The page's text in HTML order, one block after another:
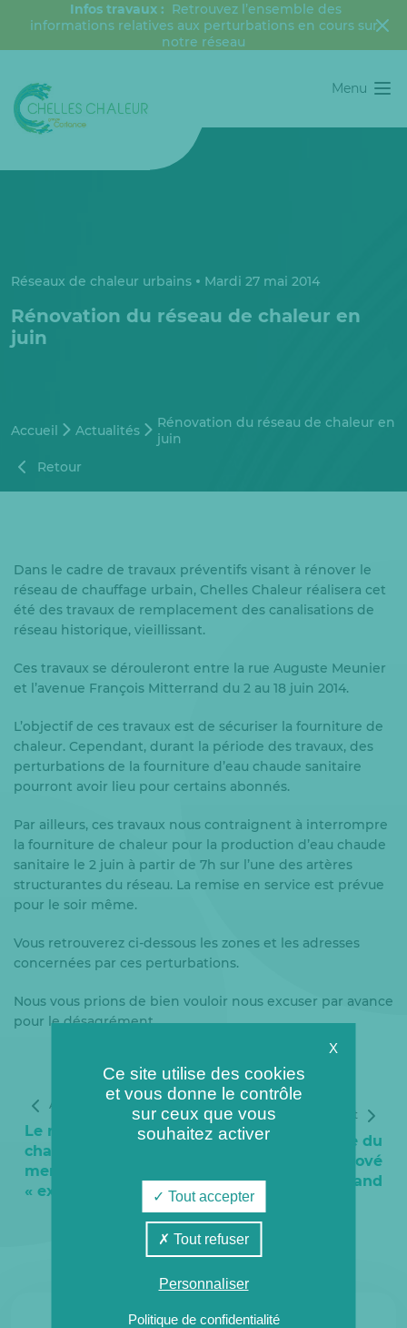
Infos travaux : Retrouvez l’ensemble des
informations relatives aux perturbations en cours sur
notre réseau
Menu
Réseaux de chaleur urbains Mardi 27 mai 2014
Rénovation du réseau de chaleur en
juin
Accueil Actualités
Rénovation du réseau de chaleur en
juin
Retour
Dans le cadre de travaux préventifs visant à rénover le
réseau de chauffage urbain, Chelles Chaleur réalisera cet
été des travaux de remplacement des canalisations de
réseau historique, vieillissant.
Ces travaux se dérouleront entre la rue Auguste Meunier
et l’avenue François Mitterrand du 2 au 18 juin 2014.
L’objectif de ces travaux est de sécuriser la fourniture de
chaleur. Cependant, durant la période des travaux, des
perturbations de la fourniture d’eau chaude sanitaire
pourront avoir lieu pour certains abonnés.
Par ailleurs, ces travaux nous contraignent à interrompre
la fourniture de chaleur pour la production d’eau chaude
sanitaire le 2 juin à partir de 7h sur l’une des artères
structurantes du réseau. La remise en service est prévue
pour le soir même.
Vous retrouverez ci-dessous les zones et les adresses
concernées par ces perturbations.
Nous vous prions de bien vouloir nous excuser par avance
pour le désagrément.
Article précédent
Le réseau de
chaleur de Chelles,
mention
« exemplaire »
Article suivant
Mise en service du
tronçon rénové
avenue Mitterrand
X
Ce site utilise des cookies
et vous donne le contrôle
sur ceux que vous
souhaitez activer
Tout accepter
Tout refuser
Personnaliser
Politique de confidentialité